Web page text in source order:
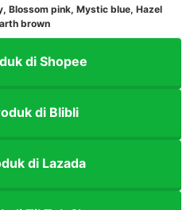
Blossom pink, Mystic blue, Hazel
brown
di Shopee
di Blibli
di Lazada